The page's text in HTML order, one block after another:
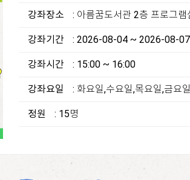
강좌장소 : 아름꿈도서관 2층 프로그램
강좌기간 : 2026-08-04 ~ 2026-08-07
강좌시간 : 15:00 ~ 16:00
강좌요일 : 화요일,수요일,목요일,금요
정원 : 15명